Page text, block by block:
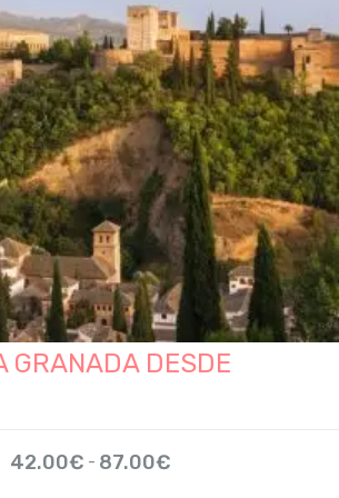
elegir
en
la
página
de
producto
GRANADA DESDE
42.00€ - 87.00€Rango